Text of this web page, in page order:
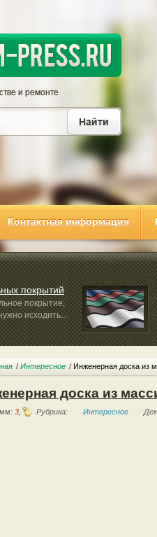
Контактная информация
покрытий
покрытие,
исходить...
Интересное Инженерная доска из
доска из
3, Рубрика: Интересное